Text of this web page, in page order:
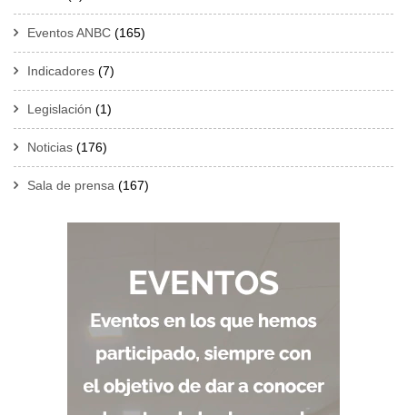
Eventos ANBC (165)
Indicadores (7)
Legislación (1)
Noticias (176)
Sala de prensa (167)